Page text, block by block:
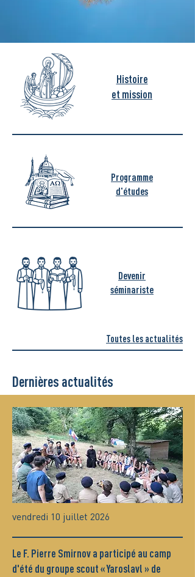
Histoire
et mission
Programme
d'études
Devenir
séminariste
Toutes les actualités
Dernières actualités
vendredi 10 juillet 2026
Le F. Pierre Smirnov a participé au camp
d'été du groupe scout « Yaroslavl » de